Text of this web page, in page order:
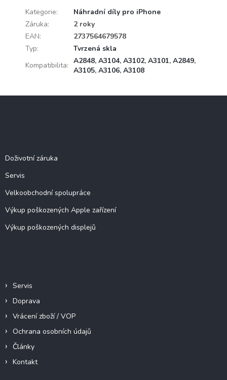
Kategorie:
Náhradní díly pro iPhone
Záruka:
2 roky
EAN:
2737564679578
Typ:
Tvrzená skla
Kompatibilita: A2848, A3104, A3102, A3101, A2849,
A3105, A3106, A3108
Doživotní záruka
Servis
Velkoobchodní spolupráce
Výkup poškozených Apple zařízení
Výkup poškozených displejů
Servis
Doprava
Vrácení zboží / VOP
Ochrana osobních údajů
Články
Kontakt